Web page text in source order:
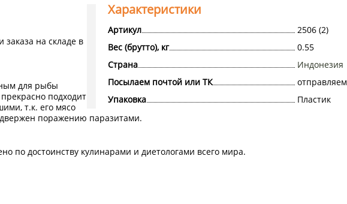
Характеристики
Артикул
2506 (2)
Вес (брутто), кг
0.55
Страна
Индонезия
Посылаем почтой или ТК
отправляем
Упаковка
Пластик
на складе в
для рыбы
подходит
т.к. его мясо
поражению паразитами.
по достоинству кулинарами и диетологами всего мира.